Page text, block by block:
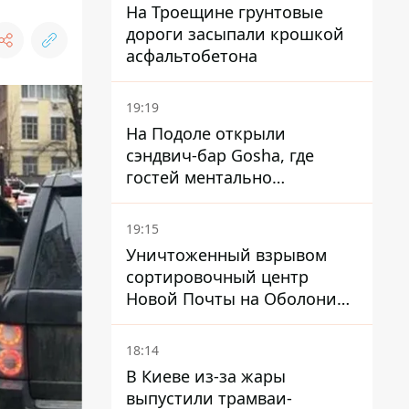
На Троещине грунтовые
дороги засыпали крошкой
асфальтобетона
19:19
На Подоле открыли
сэндвич-бар Gosha, где
гостей ментально
разгружает акула
19:15
Уничтоженный взрывом
сортировочный центр
Новой Почты на Оболони
заработал – выдают
посылки
18:14
В Киеве из-за жары
выпустили трамваи-